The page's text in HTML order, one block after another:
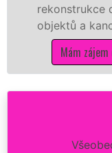
domů,
a kanceláří se
Mám zájem o zednické